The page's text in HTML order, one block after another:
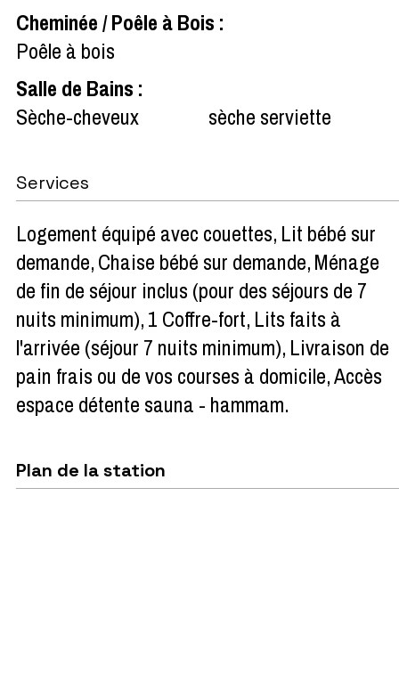
Cheminée / Poêle à Bois :
Poêle à bois
Salle de Bains :
Sèche-cheveux
sèche serviette
Services
Logement équipé avec couettes Lit bébé sur
demande Chaise bébé sur demande Ménage
de fin de séjour inclus (pour des séjours de 7
nuits minimum) 1 Coffre-fort Lits faits à
l'arrivée (séjour 7 nuits minimum) Livraison de
pain frais ou de vos courses à domicile Accès
espace détente sauna - hammam
Plan de la station